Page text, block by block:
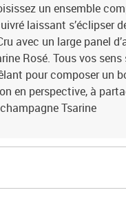
un ensemble
laissant s’éclipser
avec un large panel
Rosé. Tous vos
pour composer un
en perspective, à
Tsarine